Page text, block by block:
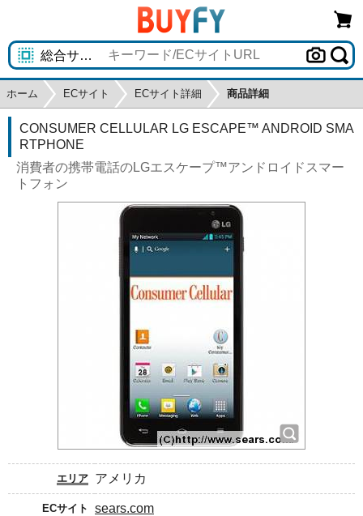
ホーム ECサイト ECサイト詳細 商品詳細
CONSUMER CELLULAR LG ESCAPE™ ANDROID SMA
RTPHONE
消費者の携帯電話のLGエスケープ™アンドロイドスマー
トフォン
エリア アメリカ
ECサイト sears.com